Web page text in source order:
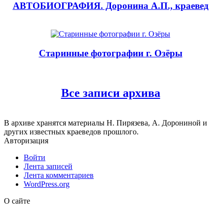
АВТОБИОГРАФИЯ. Доронина А.П., краевед
Старинные фотографии г. Озёры
Все записи архива
В архиве хранятся материалы Н. Пирязева, А. Дорониной и
других известных краеведов прошлого.
Авторизация
Войти
Лента записей
Лента комментариев
WordPress.org
О сайте